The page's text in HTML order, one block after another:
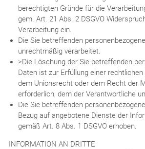
berechtigten Gründe für die
gem. Art. 21 Abs. 2 DSGVO
Verarbeitung ein.
Die Sie betreffenden
unrechtmäßig verarbeitet.
>Die Löschung der Sie betreffenden
Daten ist zur Erfüllung einer
dem Unionsrecht oder dem Recht der
erforderlich, dem der Verantwortliche
Die Sie betreffenden
Bezug auf angebotene Dienste der
gemäß Art. 8 Abs. 1 DSGVO erhoben.
INFORMATION AN DRITTE